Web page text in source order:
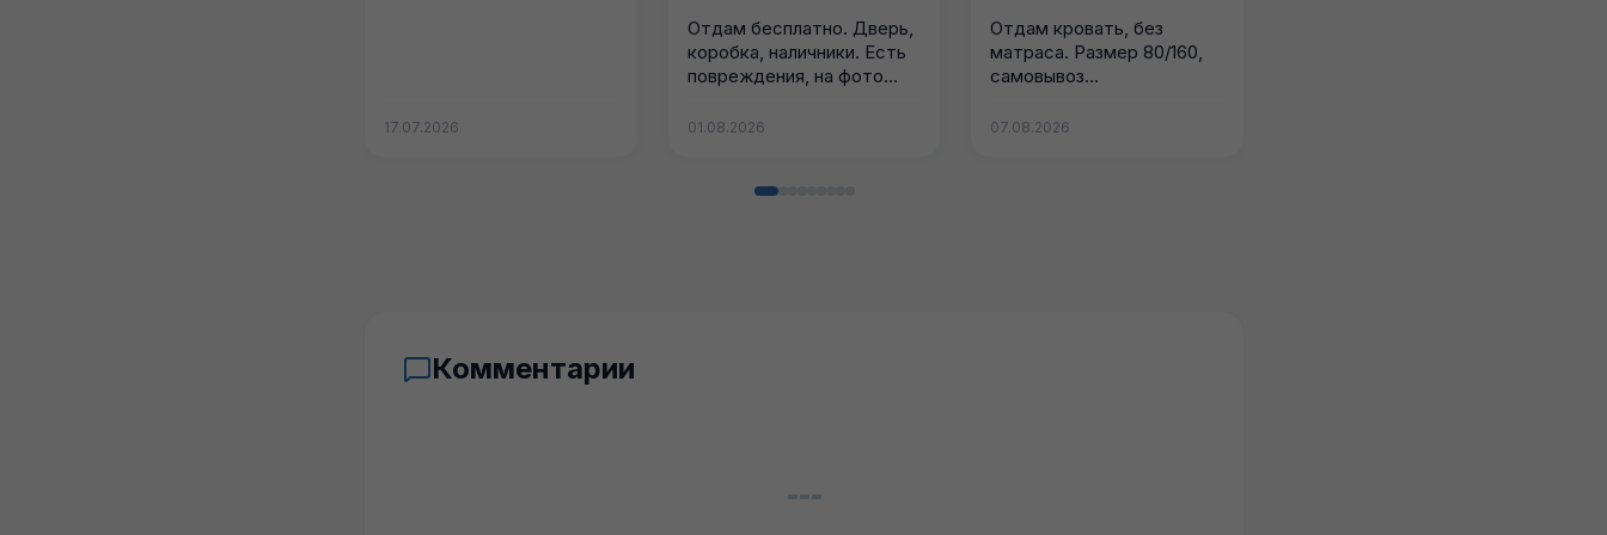
17.07.2026
Отдам бесплатно. Дверь,
коробка, наличники. Есть
повреждения, на фото
01.08.2026
Отдам кровать, без
матраса. Размер 80/160,
самовывоз
07.08.2026
Комментарии